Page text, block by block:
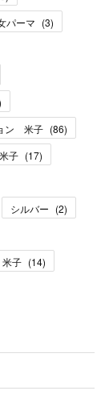
パーマ (3)
ン 米子 (86)
子 (17)
シルバー (2)
子 (14)